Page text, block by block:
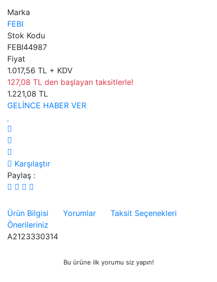
Marka
FEBI
Stok Kodu
FEBI44987
Fiyat
1.017,56 TL + KDV
127,08 TL den başlayan taksitlerle!
1.221,08 TL
GELİNCE HABER VER
Karşılaştır
Paylaş :
Ürün Bilgisi Yorumlar
Taksit Seçenekleri
Önerileriniz
A2123330314
Bu ürüne ilk yorumu siz yapın!